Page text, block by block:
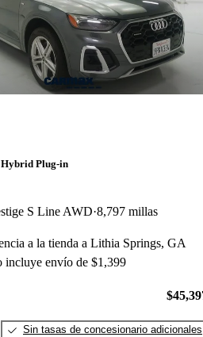
Hybrid Plug-in
S Line AWD 8,797 millas
a la tienda a Lithia Springs, GA
incluye envío de $1,399
Sin tasas de concesionario adicionales